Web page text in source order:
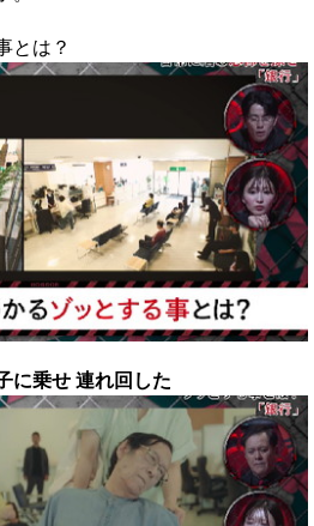
とは？
に乗せ 連れ回した